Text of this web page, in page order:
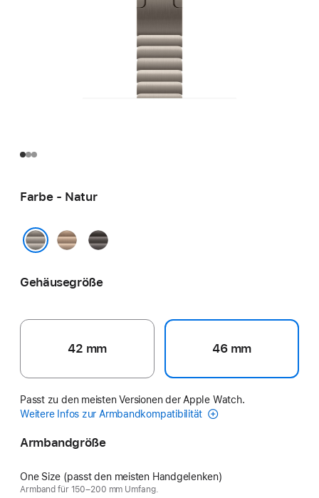
Farbe - Natur
Gold Schiefer
Gehäusegröße
42 mm 46 mm
Passt zu den meisten Versionen der Apple Watch.
Weitere Infos zur Armbandkompatibilität
Armbandgröße
One Size (passt den meisten Handgelenken)
Armband für 150–200 mm Umfang.